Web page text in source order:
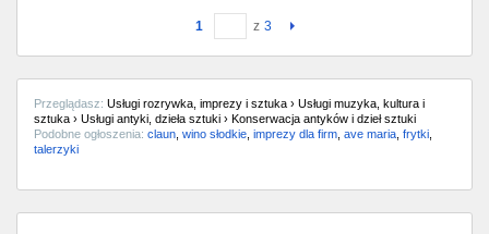
1 z 3
Przeglądasz: Usługi rozrywka, imprezy i sztuka › Usługi muzyka, kultura i
sztuka › Usługi antyki, dzieła sztuki › Konserwacja antyków i dzieł sztuki
Podobne ogłoszenia: claun wino słodkie imprezy dla firm ave maria frytki
talerzyki